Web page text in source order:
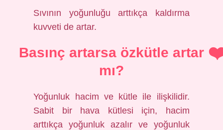
Sıvının yoğunluğu arttıkça kaldırma
kuvveti de artar.
Basınç artarsa özkütle artar
mı?
Yoğunluk hacim ve kütle ile ilişkilidir.
Sabit bir hava kütlesi için, hacim
arttıkça yoğunluk azalır ve yoğunluk